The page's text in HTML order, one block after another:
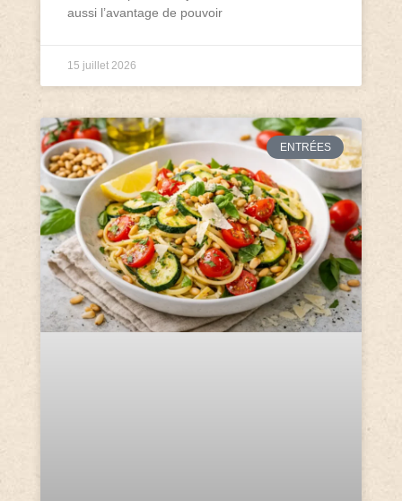
aussi l’avantage de pouvoir
15 juillet 2026
ENTRÉES